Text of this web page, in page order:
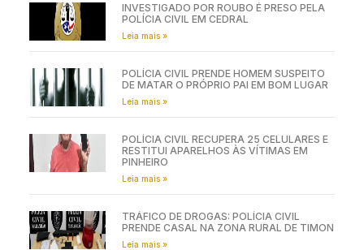
INVESTIGADO POR ROUBO É PRESO PELA
POLÍCIA CIVIL EM CEDRAL
Leia mais »
POLÍCIA CIVIL PRENDE HOMEM SUSPEITO
DE MATAR O PRÓPRIO PAI EM BOM LUGAR
Leia mais »
POLÍCIA CIVIL RECUPERA 25 CELULARES E
RESTITUI APARELHOS ÀS VÍTIMAS EM
PINHEIRO
Leia mais »
TRÁFICO DE DROGAS: POLÍCIA CIVIL
PRENDE CASAL NA ZONA RURAL DE TIMON
Leia mais »